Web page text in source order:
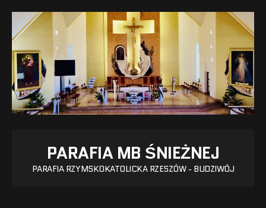
PARAFIA MB ŚNIEŻNEJ
PARAFIA RZYMSKOKATOLICKA RZESZÓW - BUDZIWÓJ